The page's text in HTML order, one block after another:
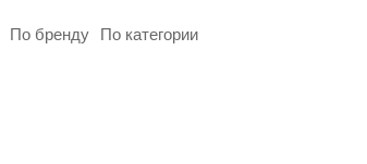
По бренду По категории